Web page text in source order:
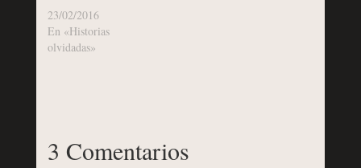
23/02/2016
En «Historias
olvidadas»
3 Comentarios